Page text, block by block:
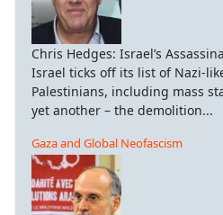
Chris Hedges: Israel’s
Israel ticks off its list of Nazi-
Palestinians, including mass
yet another – the demolition...
Gaza and Global Neofascism